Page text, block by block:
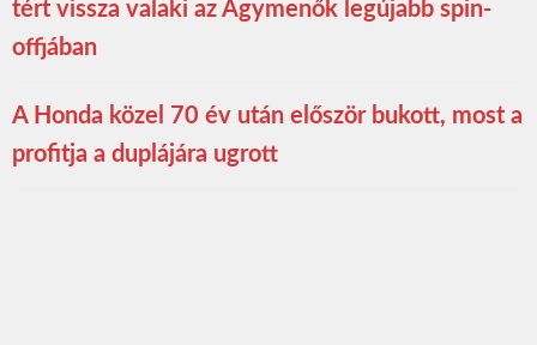
tért vissza valaki az Agymenők legújabb spin-
offjában
A Honda közel 70 év után először bukott, most a
profitja a duplájára ugrott